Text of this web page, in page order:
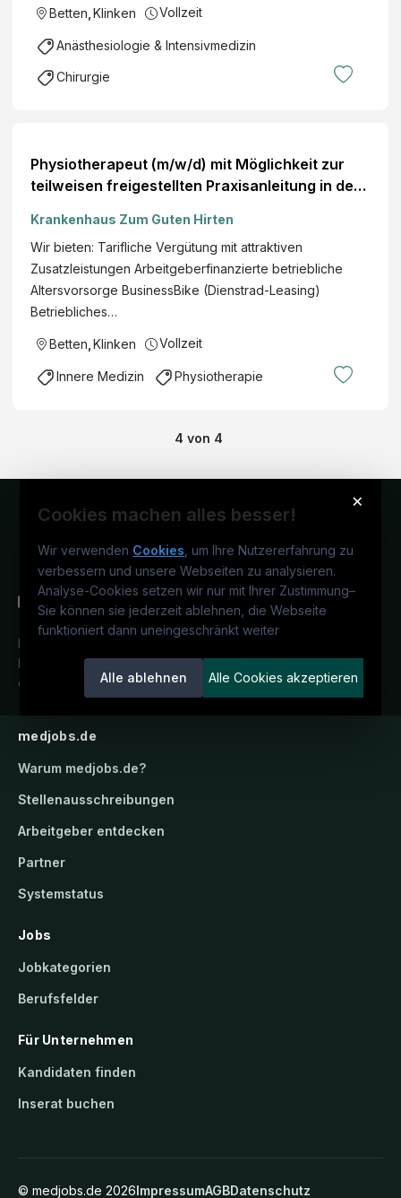
Betten Klinken Vollzeit
Anästhesiologie & Intensivmedizin
Chirurgie
Physiotherapeut (m/w/d) mit Möglichkeit zur
teilweisen freigestellten Praxisanleitung in der
Krankenhaus Zum Guten Hirten
Wir bieten: Tarifliche Vergütung mit attraktiven
Zusatzleistungen Arbeitgeberfinanzierte betriebliche
Altersvorsorge BusinessBike (Dienstrad-Leasing)
Betriebliches…
Betten Klinken Vollzeit
Innere Medizin Physiotherapie
4 von 4
×
Cookies machen alles besser!
Wir verwenden Cookies , um Ihre Nutzererfahrung zu
verbessern und unsere Webseiten zu analysieren.
Analyse-Cookies setzen wir nur mit Ihrer Zustimmung–
Sie können sie jederzeit ablehnen, die Webseite
funktioniert dann uneingeschränkt weiter
Alle ablehnen Alle Cookies akzeptieren
Deutschlands medizinisches
Karriereportal.Ein Service der
candidatis GmbH.
medjobs.de
Warum medjobs.de?
Stellenausschreibungen
Arbeitgeber entdecken
Partner
Systemstatus
Jobs
Jobkategorien
Berufsfelder
Für Unternehmen
Kandidaten finden
Inserat buchen
© medjobs.de 2026ImpressumAGBDatenschutz